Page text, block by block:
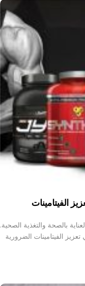
الفيتامينات
بالصحة والتغذية الصحية.
الفيتامينات الضرورية